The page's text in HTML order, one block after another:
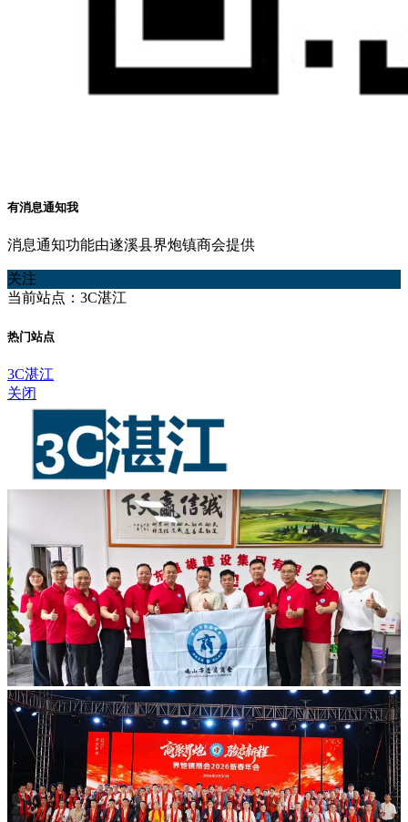
有消息通知我
消息通知功能由遂溪县界炮镇商会提供
关注
当前站点：3C湛江
热门站点
3C湛江
关闭